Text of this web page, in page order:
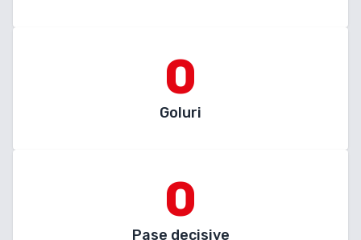
0
Goluri
0
Pase decisive